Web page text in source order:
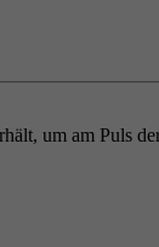
um am Puls